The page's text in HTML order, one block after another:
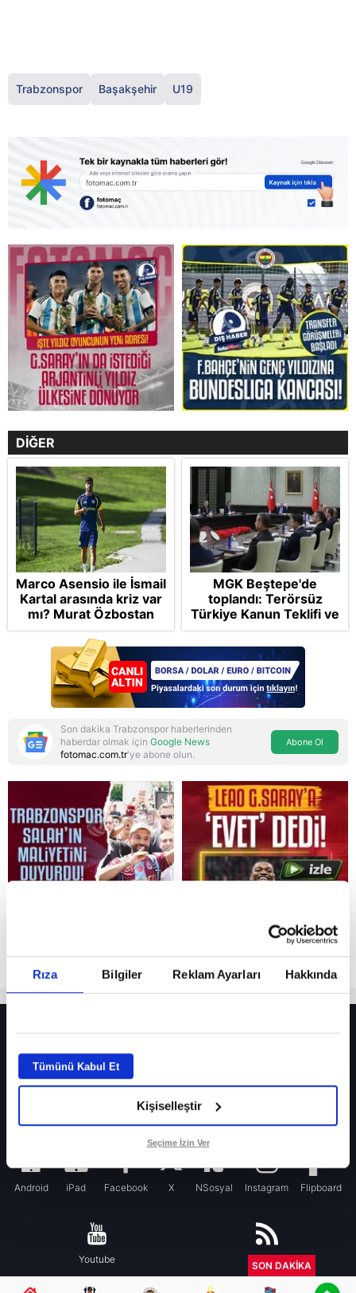
Rıza Bilgiler Reklam Ayarları Hakkında
Tümünü Kabul Et
Kişiselleştir
Seçime İzin Ver
Reddet
Trabzonspor Başakşehir U19
DİĞER
Marco Asensio ile İsmail
Kartal arasında kriz var
mı? Murat Özbostan
analiz etti: Egoları da
yönetmelisiniz
MGK Beştepe'de
toplandı: Terörsüz
Türkiye Kanun Teklifi ve
bölgesel güvenlik
başlıkları masada
Son dakika Trabzonspor haberlerinden
haberdar olmak için Google News
fotomac.com.tr'ye abone olun.
Abone Ol
Fenerbahçe’de sürpriz ayrılık ihtimali! Devre arasında gelmişti
Fenerbahçe’nin yeni transferi Mason Greenwood için olay sözler!
Galatasaray’da rota yeniden Thiago Almada!
Android iPad Facebook X NSosyal Instagram Flipboard
Youtube RSS
SON DAKİKA